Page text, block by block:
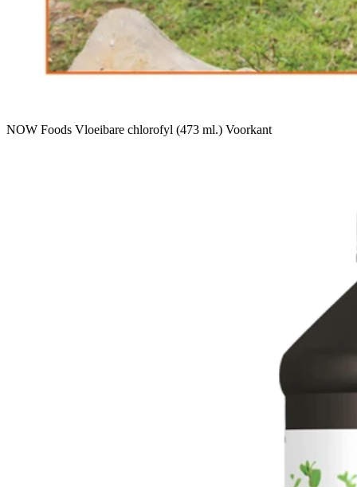
NOW Foods Vloeibare chlorofyl (473 ml.) Voorkant